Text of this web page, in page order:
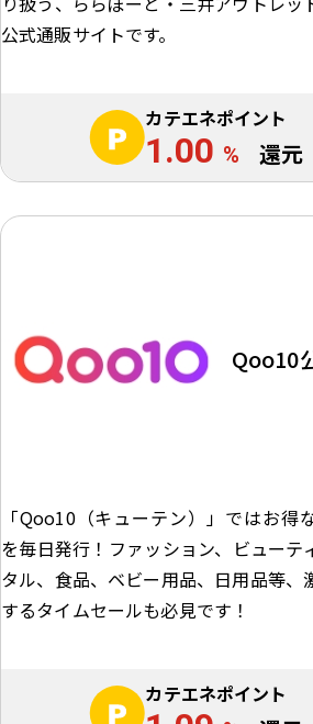
公式通販サイトです。
カテエネポイント
1.00 % 還元
Qoo10
「Qoo10（キューテン）」ではお得
を毎日発行！ファッション、ビューテ
タル、食品、ベビー用品、日用品等、
するタイムセールも必見です！
カテエネポイント